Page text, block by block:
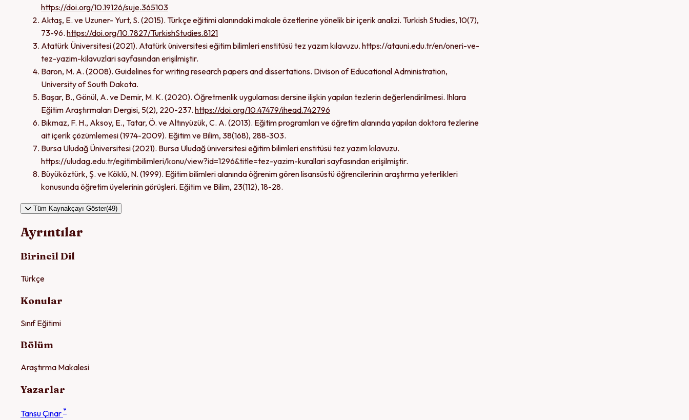
https://doi.org/10.19126/suje.365103
Aktaş, E. ve Uzuner- Yurt, S. (2015). Türkçe eğitimi alanındaki makale özetlerine yönelik bir içerik analizi. Turkish Studies, 10(7),
73-96. https://doi.org/10.7827/TurkishStudies.8121
Atatürk Üniversitesi (2021). Atatürk üniversitesi eğitim bilimleri enstitüsü tez yazım kılavuzu. https://atauni.edu.tr/en/oneri-ve-
tez-yazim-kilavuzlari sayfasından erişilmiştir.
Baron, M. A. (2008). Guidelines for writing research papers and dissertations. Divison of Educational Administration,
University of South Dakota.
Başar, B., Gönül, A. ve Demir, M. K. (2020). Öğretmenlik uygulaması dersine ilişkin yapılan tezlerin değerlendirilmesi. Ihlara
Eğitim Araştırmaları Dergisi, 5(2), 220-237. https://doi.org/10.47479/ihead.742796
Bıkmaz, F. H., Aksoy, E., Tatar, Ö. ve Altınyüzük, C. A. (2013). Eğitim programları ve öğretim alanında yapılan doktora tezlerine
ait içerik çözümlemesi (1974-2009). Eğitim ve Bilim, 38(168), 288-303.
Bursa Uludağ Üniversitesi (2021). Bursa Uludağ üniversitesi eğitim bilimleri enstitüsü tez yazım kılavuzu.
https://uludag.edu.tr/egitimbilimleri/konu/view?id=1296&title=tez-yazim-kurallari sayfasından erişilmiştir.
Büyüköztürk, Ş. ve Köklü, N. (1999). Eğitim bilimleri alanında öğrenim gören lisansüstü öğrencilerinin araştırma yeterlikleri
konusunda öğretim üyelerinin görüşleri. Eğitim ve Bilim, 23(112), 18-28.
Tüm Kaynakçayı Göster(49)
Ayrıntılar
Birincil Dil
Türkçe
Konular
Sınıf Eğitimi
Bölüm
Araştırma Makalesi
Yazarlar
Tansu Çınar *